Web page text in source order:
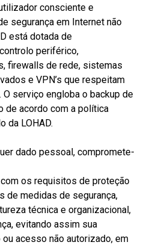
consciente e
segurança em Internet não
está dotada de
periférico,
firewalls de rede, sistemas
e VPN’s que respeitam
serviço engloba o backup de
de acordo com a política
da LOHAD.
dado pessoal, compromete-
os requisitos de proteção
de medidas de segurança,
técnica e organizacional,
evitando assim sua
acesso não autorizado, em